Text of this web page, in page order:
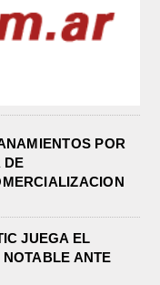
POR
DE
JUEGA EL
ANTE